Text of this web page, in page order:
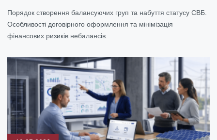
Порядок створення балансуючих груп та набуття статусу СВБ.
Особливості договірного оформлення та мінімізація
фінансових ризиків небалансів.